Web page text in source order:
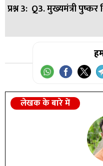
उत्तर: A: वह देश के प्रथम
प्रश्न 3: Q3. मुख्यमंत्री पुष्कर
A: उन्होंने मोदी के
प्रतीक बताया।
लेखक के बारे में